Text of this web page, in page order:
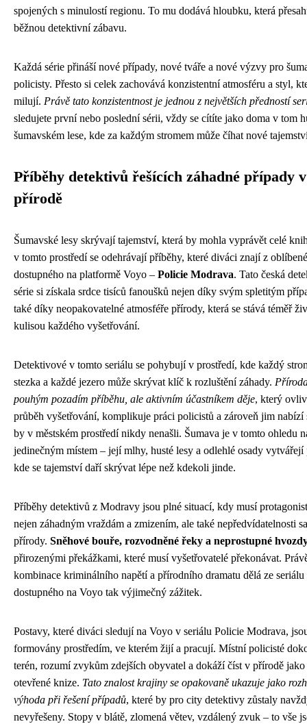
spojených s minulostí regionu. To mu dodává hloubku, která
běžnou detektivní zábavu.
Každá série přináší nové případy, nové tváře a nové výzvy pro
policisty. Přesto si celek zachovává konzistentní atmosféru a styl,
milují. Právě tato konzistentnost je jednou z největších předností
sledujete první nebo poslední sérii, vždy se cítíte jako doma v tom
šumavském lese, kde za každým stromem může číhat nové
Příběhy detektivů řešících záhadné případy v
přírodě
Šumavské lesy skrývají tajemství, která by mohla vyprávět celé
v tomto prostředí se odehrávají příběhy, které diváci znají z
dostupného na platformě Voyo – Policie Modrava. Tato česká
série si získala srdce tisíců fanoušků nejen díky svým spletitým
také díky neopakovatelné atmosféře přírody, která se stává téměř
kulisou každého vyšetřování.
Detektivové v tomto seriálu se pohybují v prostředí, kde každý
stezka a každé jezero může skrývat klíč k rozluštění záhady.
pouhým pozadím příběhu, ale aktivním účastníkem děje, který
průběh vyšetřování, komplikuje práci policistů a zároveň jim nabízí
by v městském prostředí nikdy nenašli. Šumava je v tomto ohledu
jedinečným místem – její mlhy, husté lesy a odlehlé osady vytvářejí
kde se tajemství daří skrývat lépe než kdekoli jinde.
Příběhy detektivů z Modravy jsou plné situací, kdy musí
nejen záhadným vraždám a zmizením, ale také nepředvídatelnosti
přírody. Sněhové bouře, rozvodněné řeky a neprostupné
přirozenými překážkami, které musí vyšetřovatelé překonávat.
kombinace kriminálního napětí a přírodního dramatu dělá ze seriálu
dostupného na Voyo tak výjimečný zážitek.
Postavy, které diváci sledují na Voyo v seriálu Policie Modrava,
formovány prostředím, ve kterém žijí a pracují. Místní policisté
terén, rozumí zvykům zdejších obyvatel a dokáží číst v přírodě
otevřené knize. Tato znalost krajiny se opakovaně ukazuje jako
výhoda při řešení případů, které by pro city detektivy zůstaly
nevyřešeny. Stopy v blátě, zlomená větev, vzdálený zvuk – to vše